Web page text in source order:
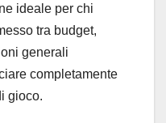
ideale per chi
tra budget,
generali
completamente
gioco.